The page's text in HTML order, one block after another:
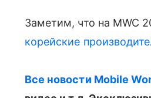
Заметим, что на MWC
корейские
Все новости Mobile